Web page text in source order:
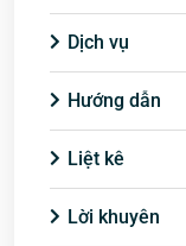
Dịch vụ
Hướng dẫn
Liệt kê
Lời khuyên